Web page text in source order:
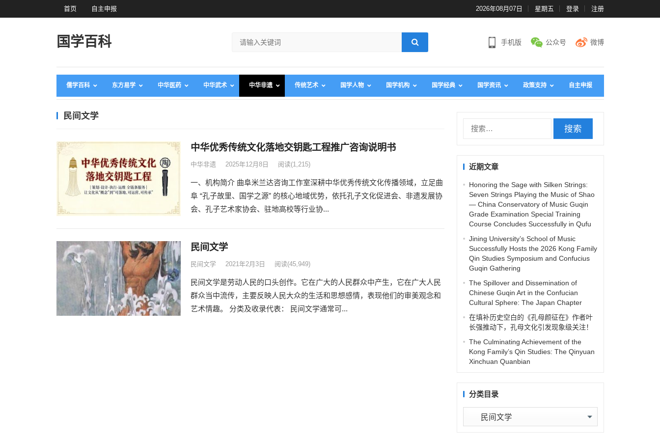
首页 自主申报 2026年08月07日 星期五 登录 注册
国学百科 手机版 公众号 微博
儒学百科 东方易学 中华医药 中华武术 中华非遗 传统艺术 国学人物 国学机构 国学经典 国学资讯 政策支持 自主申报
民间文学
中华优秀传统文化落地交钥匙工程推广咨询说明书
中华非遗 2025年12月8日 阅读(1,215)
一、机构简介 曲阜米兰达咨询工作室深耕中华优秀传统文化传播领域，立足曲
阜 “孔子故里、国学之源” 的核心地域优势，依托孔子文化促进会、非遗发展协
会、孔子艺术家协会、驻地高校等行业协...
民间文学
民间文学 2021年2月3日 阅读(45,949)
民间文学是劳动人民的口头创作。它在广大的人民群众中产生，它在广大人民
群众当中流传，主要反映人民大众的生活和思想感情，表现他们的审美观念和
艺术情趣。 分类及收录代表： 民间文学通常可...
近期文章
Honoring the Sage with Silken Strings:
Seven Strings Playing the Music of Shao
— China Conservatory of Music Guqin
Grade Examination Special Training
Course Concludes Successfully in Qufu
Jining University’s School of Music
Successfully Hosts the 2026 Kong Family
Qin Studies Symposium and Confucius
Guqin Gathering
The Spillover and Dissemination of
Chinese Guqin Art in the Confucian
Cultural Sphere: The Japan Chapter
在填补历史空白的《孔母颜征在》作者叶
长强推动下，孔母文化引发现象级关注！
The Culminating Achievement of the
Kong Family’s Qin Studies: The Qinyuan
Xinchuan Quanbian
分类目录
类